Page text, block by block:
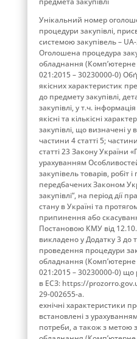
Унікальний номер
процедури закупівлі,
системою закупівель –
Оголошена процедура
обладнання
021:2015 – 30230000-0)
якісних характеристик
до предмету закупівлі,
закупівлі, у т.ч.
якісні та кількісні
закупівлі, що визначені у
частини 4 статті 5;
статті 23 Закону України
урахуванням
закупівель товарів, робіт
передбачених Законом
закупівлі”, на період дії
стану в Україні та
припинення або
Постановою КМУ від
викладено у Додатку 3 до
проведення процедури
обладнання
021:2015 – 30230000-0)
в ЕСЗ: https://
29-002655-a.
ехнічні характеристики
встановлені з
потреби, а також з метою